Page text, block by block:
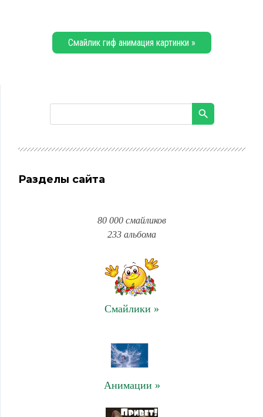
Смайлик гиф анимация картинки »
Разделы сайта
80 000 смайликов
233 альбома
Смайлики »
Анимации »